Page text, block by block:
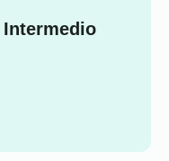
Intermedio